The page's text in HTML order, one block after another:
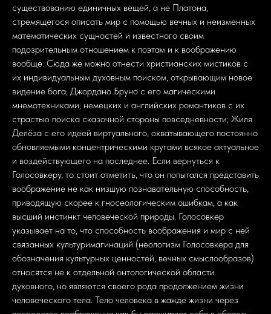
существованию единичных вещей, а не Платона,
стремящегося описать мир с помощью вечных и неизменных
математических сущностей и известного своим
подозрительным отношением к поэтам и к воображению
вообще. Сюда же можно отнести христианских мистиков с
их индивидуальным духовным поиском, открывающим новое
видение бога; Джордано Бруно с его магическими
мнемотехниками; немецких и английских романтиков с их
страстью поиска сказочной стороны повседневности; Жиля
Делёза с его идеей виртуального, охватывающего постоянно
обновляемыми концентрическими кругами всякое актуальное
и воздействующего на последнее. Если вернуться к
Голосовкеру, то стоит отметить, что он попытался представить
воображение не как низшую познавательную способность,
приводящую скорее к гносеологическим ошибкам, а как
высший инстинкт человеческой природы. Голосовкер
указывает на то, что способность воображения и мир с ней
связанных культуримагинаций (неологизм Голосовкера для
обозначения культурных ценностей, вечных смыслообразов)
относятся не к отдельной онтологической области
духовного, но являются своего рода продолжением жизни
человеческого тела. Тело человека в жажде жизни через